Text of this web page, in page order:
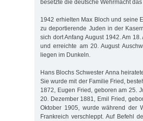
besetzte die deutsche Wehrmacht das
1942 erhielten Max Bloch und seine
zu deportierende Juden in der
sich dort Anfang August 1942. Am
und erreichte am 20. August
liegen im Dunkeln.
Hans Blochs Schwester Anna
Sie wurde mit der Familie Fried,
1872, Eugen Fried, geboren am 25.
20. Dezember 1881, Emil Fried,
Oktober 1905, wurde während der
Frankreich verschleppt. Auf Befehl